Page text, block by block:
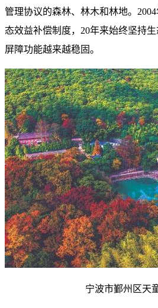
管理协议的森林、林木和林地。
态效益补偿制度，20年来始终坚持
屏障功能越来越稳固。
宁波市鄞州区天